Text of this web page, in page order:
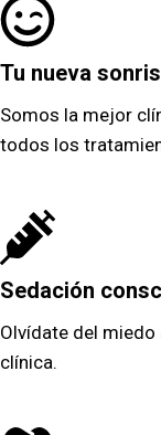
Tu nueva
Somos la mejor
todos los
Sedación
Olvídate del
clínica.